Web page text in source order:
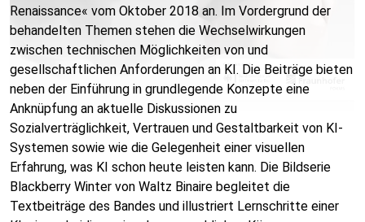
Renaissance« vom Oktober 2018 an. Im Vordergrund der
behandelten Themen stehen die Wechselwirkungen
zwischen technischen Möglichkeiten von und
gesellschaftlichen Anforderungen an KI. Die Beiträge bieten
neben der Einführung in grundlegende Konzepte eine
Anknüpfung an aktuelle Diskussionen zu
Sozialverträglichkeit, Vertrauen und Gestaltbarkeit von KI-
Systemen sowie wie die Gelegenheit einer visuellen
Erfahrung, was KI schon heute leisten kann. Die Bildserie
Blackberry Winter von Waltz Binaire begleitet die
Textbeiträge des Bandes und illustriert Lernschritte einer